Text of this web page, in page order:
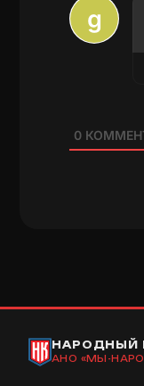
0
НАРОДНЫЙ
АНО «МЫ-